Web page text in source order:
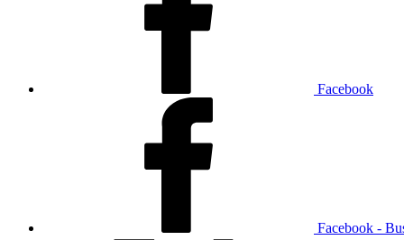
Facebook
Facebook -